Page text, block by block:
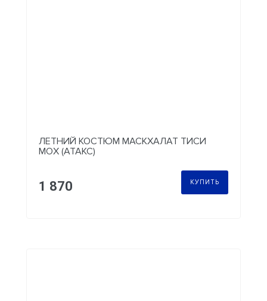
ЛЕТНИЙ КОСТЮМ МАСКХАЛАТ ТИСИ
МОХ (АТАКС)
1 870 КУПИТЬ